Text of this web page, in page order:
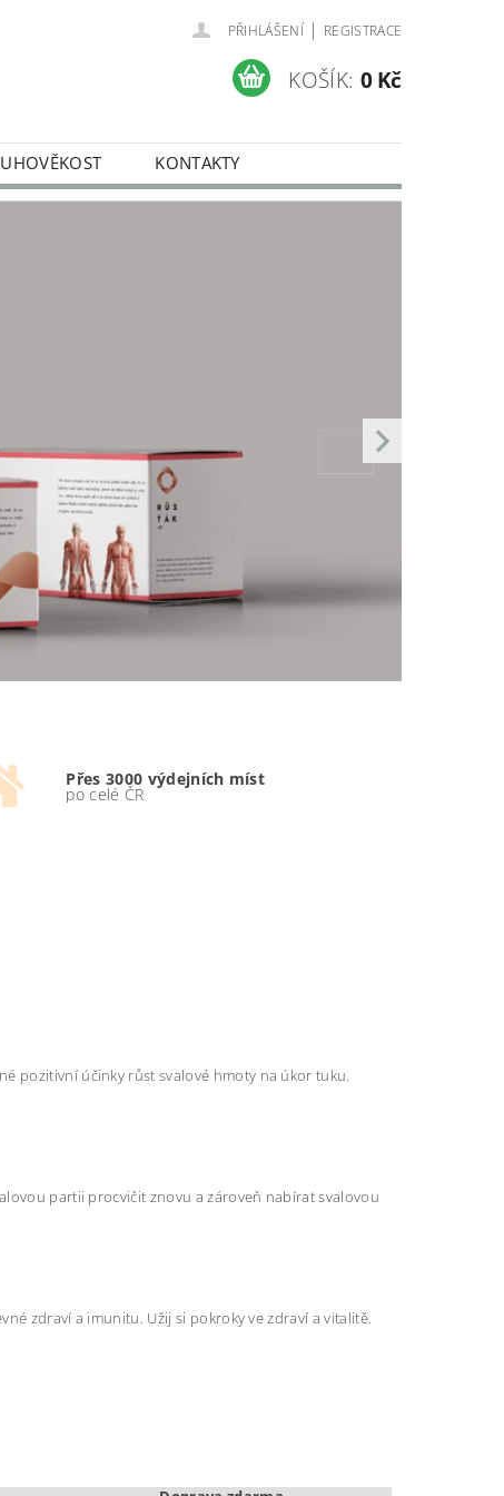
PŘIHLÁŠENÍ | REGISTRACE
KOŠÍK: 0 Kč
KONTAKTY
Přes 3000 výdejních míst
po celé ČR
pozitivní účinky růst svalové hmoty na úkor tuku.
partii procvičit znovu a zároveň nabírat svalovou
zdraví a imunitu. Užij si pokroky ve zdraví a vitalitě.